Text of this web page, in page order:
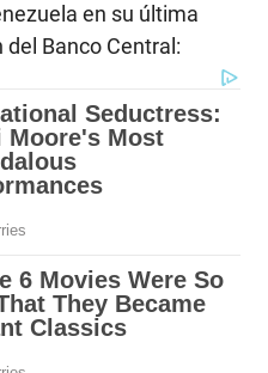
en su última
Banco Central: